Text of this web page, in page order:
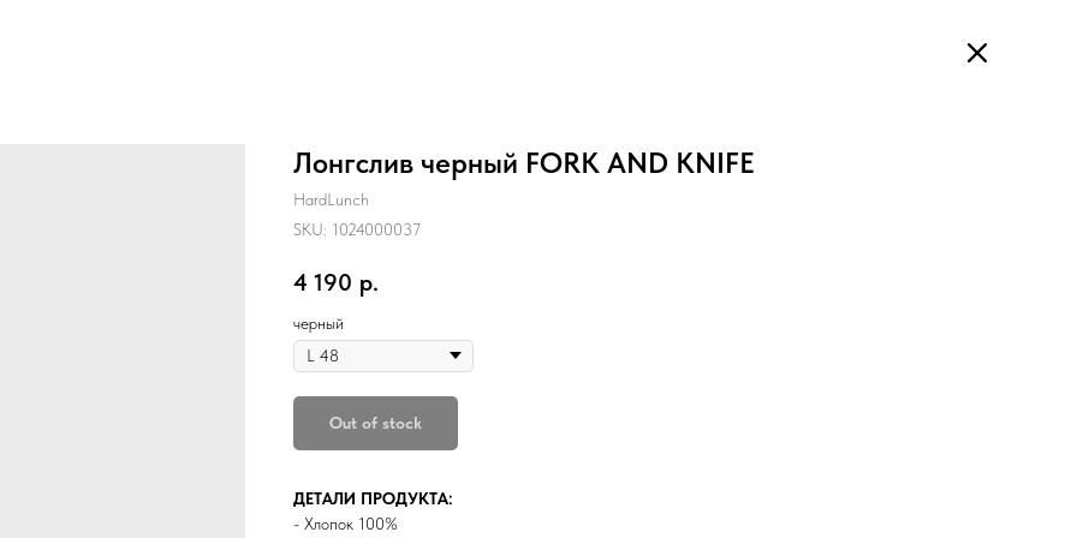
Лонгслив черный FORK AND KNIFE
HardLunch
SKU: 1024000037
4 190 р.
черный
Out of stock
ДЕТАЛИ ПРОДУКТА:
- Хлопок 100%